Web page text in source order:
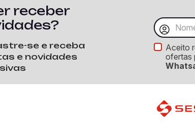
receber
se e receba
e novidades
Aceito
ofertas